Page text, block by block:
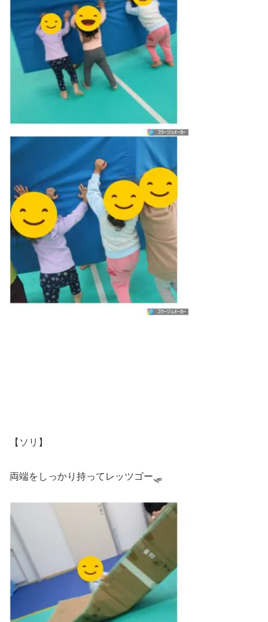
【ソリ】
両端をしっかり持ってレッツゴー🛷